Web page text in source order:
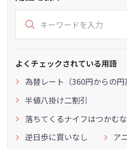
よくチェックされている用語
為替レート（360円からの円
半値八掛け二割引
落ちてくるナイフはつかむな
逆日歩に買いなし
ア